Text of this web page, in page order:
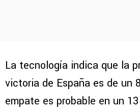
La tecnología indica que la
victoria de España es de un
empate es probable en un